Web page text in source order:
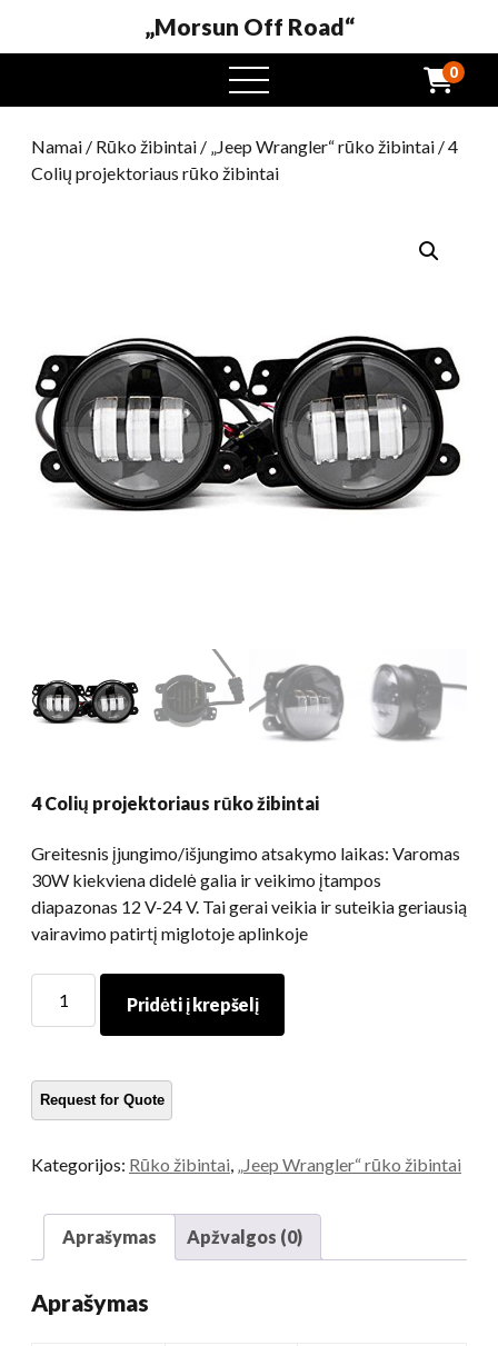
„Morsun Off Road“
Atidaryti
meniu
0
Namai / Rūko žibintai / „Jeep Wrangler“ rūko žibintai / 4
Colių projektoriaus rūko žibintai
4 Colių projektoriaus rūko žibintai
Greitesnis įjungimo/išjungimo atsakymo laikas: Varomas
30W kiekviena didelė galia ir veikimo įtampos
diapazonas 12 V-24 V. Tai gerai veikia ir suteikia geriausią
vairavimo patirtį miglotoje aplinkoje
Colių
projektoriaus
žibintai
kiekis
Pridėti į krepšelį
Kategorijos: Rūko žibintai „Jeep Wrangler“ rūko žibintai
Aprašymas Apžvalgos (0)
Aprašymas